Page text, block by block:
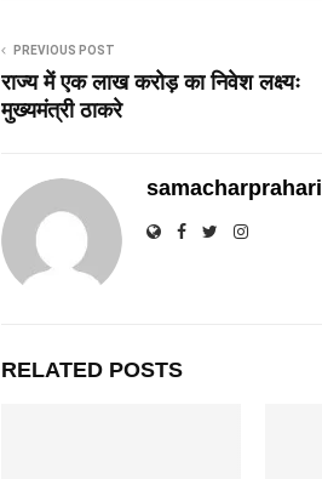
PREVIOUS POST
राज्य में एक लाख करोड़ का निवेश लक्ष्यः
मुख्यमंत्री ठाकरे
samacharprahari
RELATED POSTS